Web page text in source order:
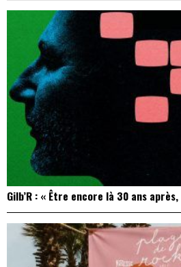
Gilb’R : « Être encore là 30 ans